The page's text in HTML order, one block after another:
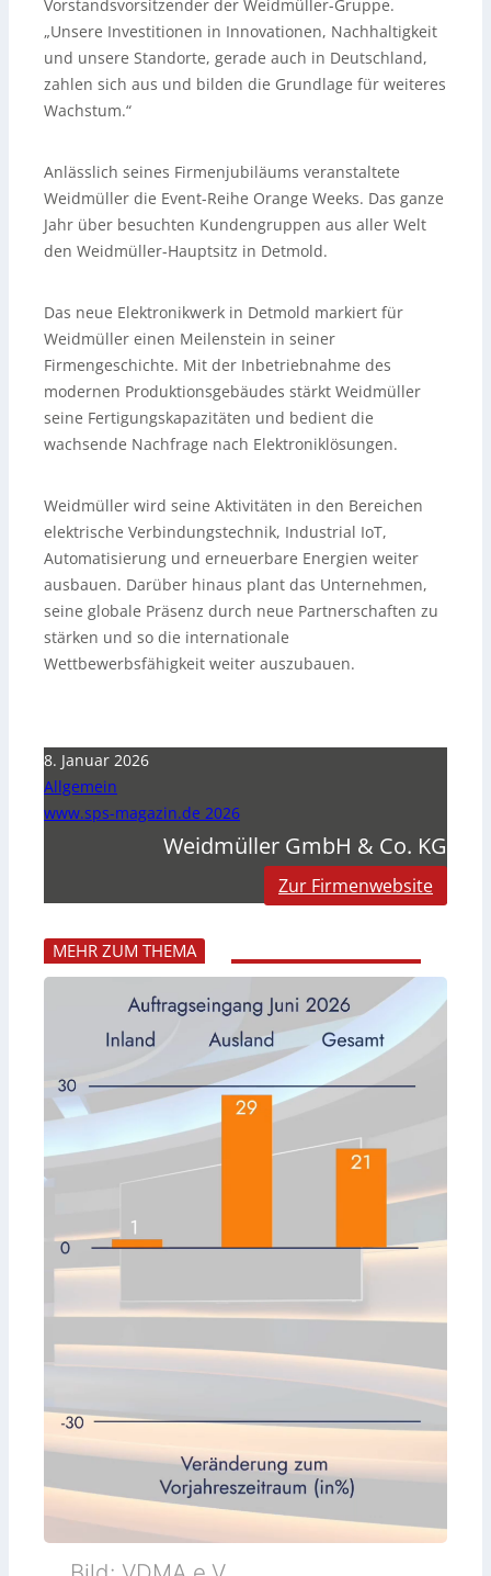
Vorstandsvorsitzender der Weidmüller-Gruppe.
„Unsere Investitionen in Innovationen, Nachhaltigkeit
und unsere Standorte, gerade auch in Deutschland,
zahlen sich aus und bilden die Grundlage für weiteres
Wachstum.“
Anlässlich seines Firmenjubiläums veranstaltete
Weidmüller die Event-Reihe Orange Weeks. Das ganze
Jahr über besuchten Kundengruppen aus aller Welt
den Weidmüller-Hauptsitz in Detmold.
Das neue Elektronikwerk in Detmold markiert für
Weidmüller einen Meilenstein in seiner
Firmengeschichte. Mit der Inbetriebnahme des
modernen Produktionsgebäudes stärkt Weidmüller
seine Fertigungskapazitäten und bedient die
wachsende Nachfrage nach Elektroniklösungen.
Weidmüller wird seine Aktivitäten in den Bereichen
elektrische Verbindungstechnik, Industrial IoT,
Automatisierung und erneuerbare Energien weiter
ausbauen. Darüber hinaus plant das Unternehmen,
seine globale Präsenz durch neue Partnerschaften zu
stärken und so die internationale
Wettbewerbsfähigkeit weiter auszubauen.
8. Januar 2026
Allgemein
www.sps-magazin.de 2026
Weidmüller GmbH & Co. KG
Zur Firmenwebsite
MEHR ZUM THEMA